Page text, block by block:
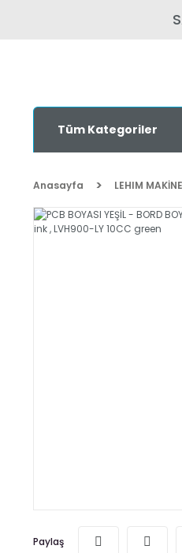
Tüm Kategoriler
Anasayfa LEHIM
Paylaş